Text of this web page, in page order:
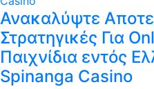
Ανακαλύψτε
Στρατηγικές Για
Παιχνίδια εντός
Spinanga Casino